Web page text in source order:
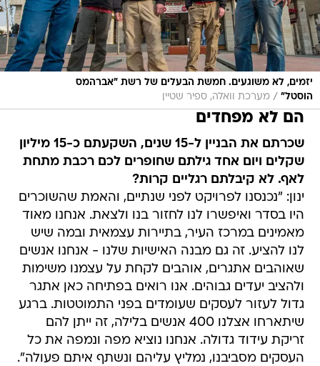
יזמים, לא משוגעים. חמשת הבעלים של רשת "אברהמס
הוסטל" / מערכת וואלה, ספיר שטיין
הם לא מפחדים
שכרתם את הבניין ל-15 שנים, השקעתם כ-15 מיליון
שקלים ויום אחד גילתם שחופרים לכם רכבת מתחת
לאף. לא קיבלתם רגליים קרות?
ינון: "נכנסנו לפרויקט לפני שנתיים, והאמת שהשוכרים
היו בסדר ואיפשרו לנו לחזור בנו ולצאת. אנחנו מאוד
מאמינים במרכז העיר, בתיירות עצמאית ובמה שיש
לנו להציע. זה גם מבנה האישיות שלנו - אנחנו אנשים
שאוהבים אתגרים, אוהבים לקחת על עצמנו משימות
ולהציב יעדים גבוהים. אנו רואים בפתיחה כאן אתגר
גדול לעזור לעסקים שעומדים בפני התמוטטות. ברגע
שיתארחו אצלנו 400 אנשים בלילה, זה ייתן להם
זריקת עידוד גדולה. אנחנו נוציא מפה ונמפה את כל
העסקים מסביבנו, נמליץ עליהם ונשתף איתם פעולה".
אתם מקבלים תמיכות כספיות ממשלתיות?